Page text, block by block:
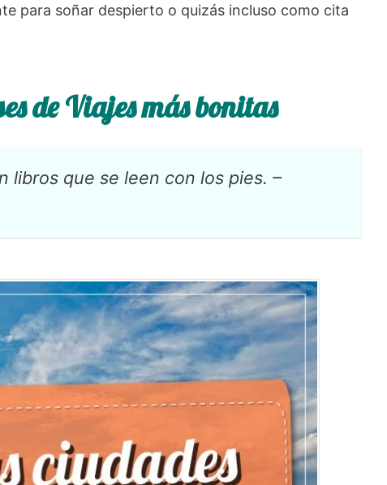
para soñar despierto o quizás incluso como cita
de Viajes más bonitas
libros que se leen con los pies. –